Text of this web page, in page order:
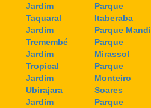
Jardim
Taquaral
Jardim
Tremembé
Jardim
Tropical
Jardim
Ubirajara
Jardim
Parque
Itaberaba
Parque Mandi
Parque
Mirassol
Parque
Monteiro
Soares
Parque